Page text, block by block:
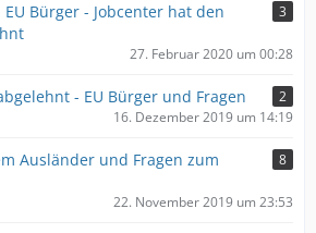
EU Bürger - Jobcenter hat den
3
27. Februar 2020 um 00:28
- EU Bürger und Fragen
2
16. Dezember 2019 um 14:19
Ausländer und Fragen zum
8
22. November 2019 um 23:53